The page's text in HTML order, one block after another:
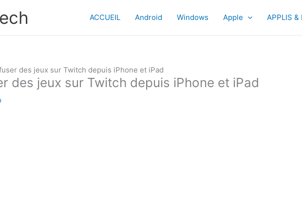
ACCUEIL Android Windows Apple APPLIS &
des jeux sur Twitch depuis iPhone et iPad
des jeux sur Twitch depuis iPhone et iPad